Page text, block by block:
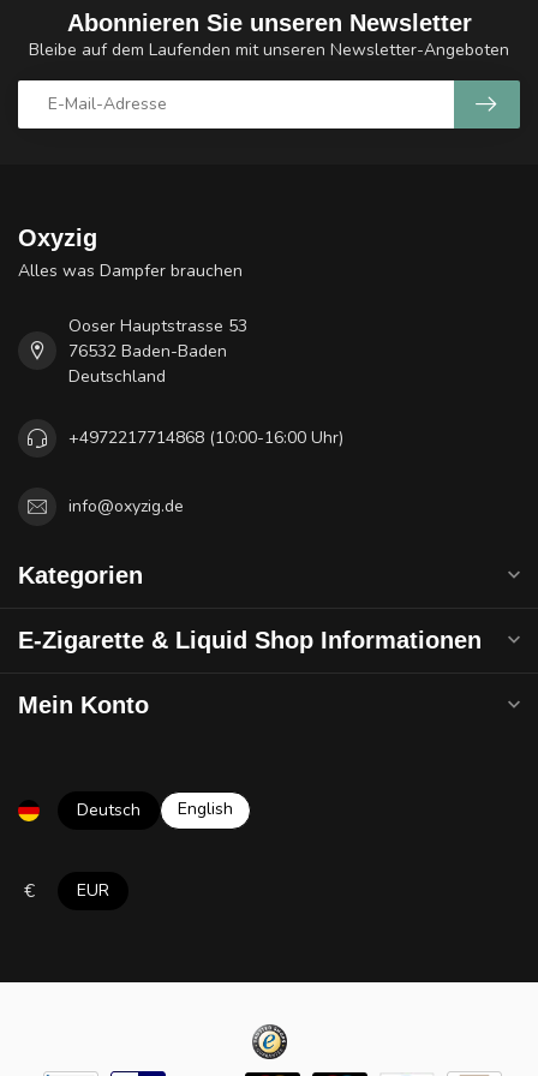
Abonnieren Sie unseren Newsletter
Bleibe auf dem Laufenden mit unseren Newsletter-Angeboten
Oxyzig
Alles was Dampfer brauchen
Ooser Hauptstrasse 53
76532 Baden-Baden
Deutschland
+4972217714868 (10:00-16:00 Uhr)
info@oxyzig.de
Kategorien
E-Zigarette & Liquid Shop Informationen
Mein Konto
Deutsch English
€ EUR